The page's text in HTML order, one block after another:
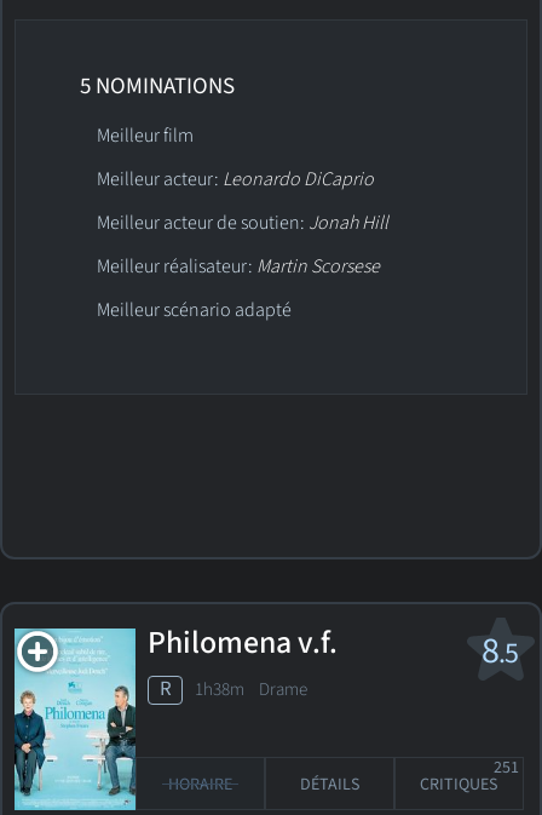
5 NOMINATIONS
Meilleur film
Meilleur acteur: Leonardo DiCaprio
Meilleur acteur de soutien: Jonah Hill
Meilleur réalisateur: Martin Scorsese
Meilleur scénario adapté
8.5
Philomenav.f.
R 1h38m Drame
HORAIRE DÉTAILS CRITIQUES
251